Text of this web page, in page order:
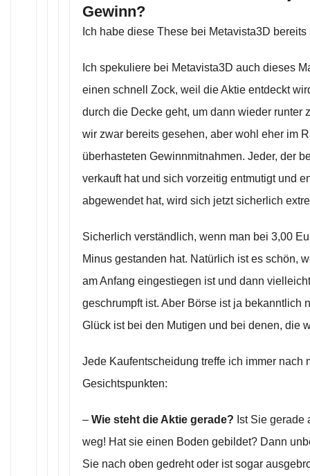
Gewinn?
Ich habe diese These bei Metavista3D
Ich spekuliere bei Metavista3D auch dieses
einen schnell Zock, weil die Aktie entdeckt
durch die Decke geht, um dann wieder runter
wir zwar bereits gesehen, aber wohl eher im
überhasteten Gewinnmitnahmen. Jeder, der
verkauft hat und sich vorzeitig entmutigt und
abgewendet hat, wird sich jetzt sicherlich
Sicherlich verständlich, wenn man bei 3,00
Minus gestanden hat. Natürlich ist es schön,
am Anfang eingestiegen ist und dann
geschrumpft ist. Aber Börse ist ja bekanntlich
Glück ist bei den Mutigen und bei denen, die
Jede Kaufentscheidung treffe ich immer nach
Gesichtspunkten:
– Wie steht die Aktie gerade? Ist Sie
weg! Hat sie einen Boden gebildet? Dann
Sie nach oben gedreht oder ist sogar